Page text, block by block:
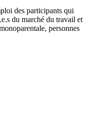
des participants qui
du marché du travail et
personnes